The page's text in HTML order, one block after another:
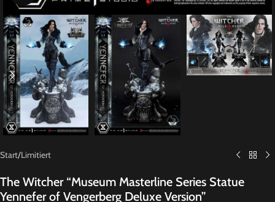
Start/Limitiert
The Witcher “Museum Masterline Series Statue
Yennefer of Vengerberg Deluxe Version”